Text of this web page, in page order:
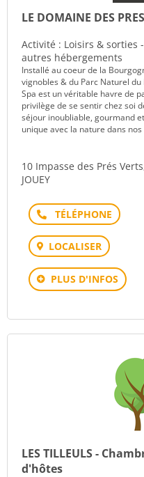
LE DOMAINE DES
Activité : Loisirs & sorties
autres hébergements
Installé au coeur de la
vignobles & du Parc Naturel
Spa est un véritable havre de
privilège de se sentir chez soi
séjour inoubliable, gourmand
unique avec la nature dans
10 Impasse des Prés
JOUEY
Téléphone
LOCALISER
PLUS D'INFOS
LES TILLEULS -
d'hôtes